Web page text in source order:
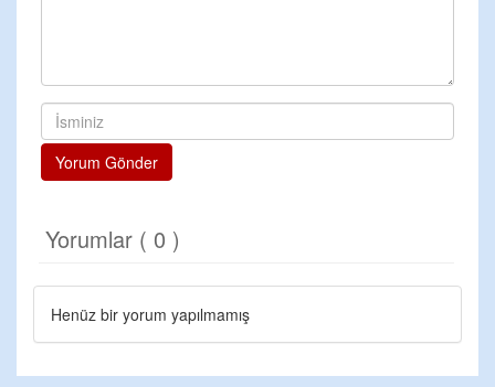
Yorum Gönder
Yorumlar ( 0 )
Henüz bir yorum yapılmamış